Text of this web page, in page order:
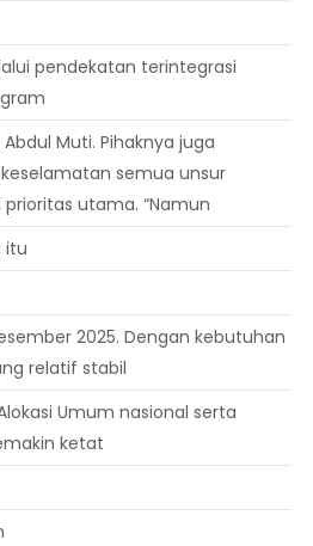
pendekatan terintegrasi
Muti. Pihaknya juga
semua unsur
utama. “Namun
itu
2025. Dengan kebutuhan
relatif stabil
Umum nasional serta
ketat